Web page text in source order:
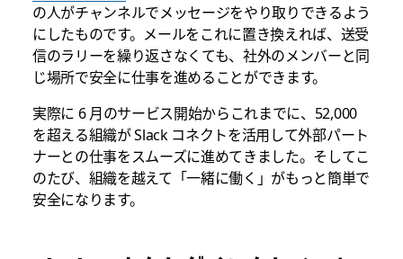
の人がチャンネルでメッセージをやり取りできるよう
にしたものです。メールをこれに置き換えれば、送受
信のラリーを繰り返さなくても、社外のメンバーと同
じ場所で安全に仕事を進めることができます。
実際に 6 月のサービス開始からこれまでに、52,000
を超える組織が Slack コネクトを活用して外部パート
ナーとの仕事をスムーズに進めてきました。そしてこ
のたび、組織を越えて「一緒に働く」がもっと簡単で
安全になります。